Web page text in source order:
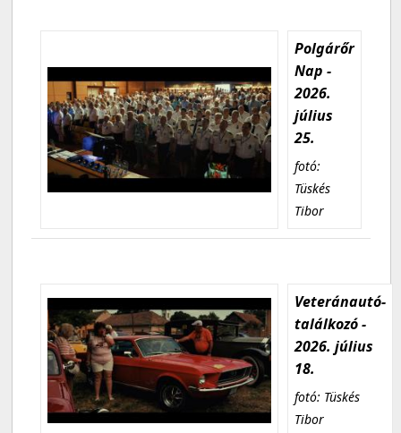
Polgárőr
Nap -
2026.
július
25.
fotó:
Tüskés
Tibor
Veteránautó-
találkozó -
2026. július
18.
fotó: Tüskés
Tibor